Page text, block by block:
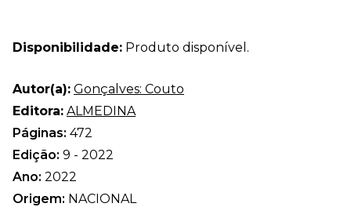
Disponibilidade: Produto disponível.
Autor(a): Gonçalves: Couto
Editora: ALMEDINA
Páginas: 472
Edição: 9 - 2022
Ano: 2022
Origem: NACIONAL